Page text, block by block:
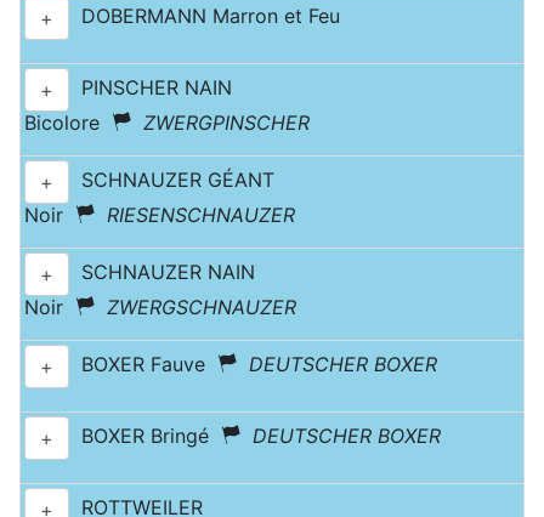
+ DOBERMANN Marron et Feu
+
PINSCHER NAIN
Bicolore
ZWERGPINSCHER
+
SCHNAUZER GÉANT
Noir
RIESENSCHNAUZER
+
SCHNAUZER NAIN
Noir
ZWERGSCHNAUZER
+ BOXER Fauve DEUTSCHER BOXER
+ BOXER Bringé DEUTSCHER BOXER
+ ROTTWEILER